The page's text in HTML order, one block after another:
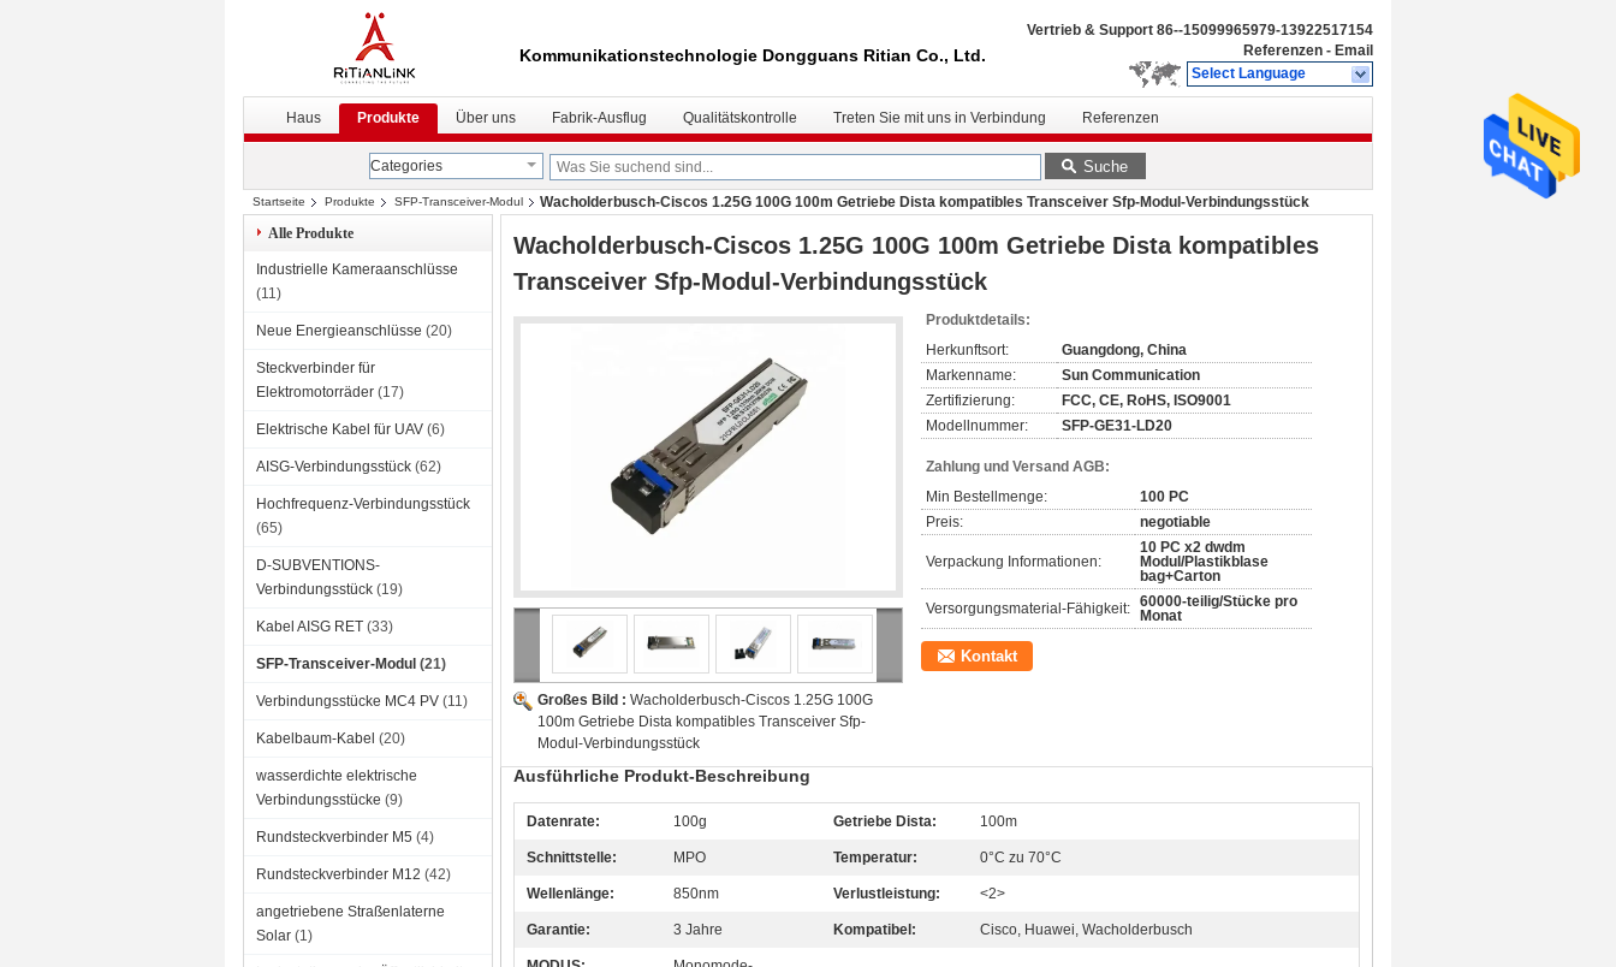
Kommunikationstechnologie Dongguans Ritian Co., Ltd.
Vertrieb & Support 86--15099965979-13922517154
Referenzen - Email
Select Language
Haus Produkte Über uns Fabrik-Ausflug Qualitätskontrolle Treten Sie mit uns in Verbindung Referenzen
Categories Suche
Startseite Produkte SFP-Transceiver-Modul
Wacholderbusch-Ciscos 1.25G 100G 100m Getriebe Dista kompatibles Transceiver Sfp-Modul-Verbindungsstück
Alle Produkte
Industrielle Kameraanschlüsse
(11)
Neue Energieanschlüsse (20)
Steckverbinder für
Elektromotorräder (17)
Elektrische Kabel für UAV (6)
AISG-Verbindungsstück (62)
Hochfrequenz-Verbindungsstück
(65)
D-SUBVENTIONS-
Verbindungsstück (19)
Kabel AISG RET (33)
SFP-Transceiver-Modul (21)
Verbindungsstücke MC4 PV (11)
Kabelbaum-Kabel (20)
wasserdichte elektrische
Verbindungsstücke (9)
Rundsteckverbinder M5 (4)
Rundsteckverbinder M12 (42)
angetriebene Straßenlaterne
Solar (1)
Wacholderbusch-Ciscos 1.25G 100G 100m Getriebe Dista kompatibles
Transceiver Sfp-Modul-Verbindungsstück
Großes Bild : Wacholderbusch-Ciscos 1.25G 100G
100m Getriebe Dista kompatibles Transceiver Sfp-
Modul-Verbindungsstück
Produktdetails:
Herkunftsort:
Guangdong, China
Markenname:
Sun Communication
Zertifizierung:
FCC, CE, RoHS, ISO9001
Modellnummer:
SFP-GE31-LD20
Zahlung und Versand AGB:
Min Bestellmenge:
100 PC
Preis:
negotiable
Verpackung Informationen:
10 PC x2 dwdm
Modul/Plastikblase
bag+Carton
Versorgungsmaterial-Fähigkeit: 60000-teilig/Stücke pro
Monat
Kontakt
Ausführliche Produkt-Beschreibung
Datenrate: 100g Getriebe Dista: 100m
Schnittstelle: MPO Temperatur: 0°C zu 70°C
Wellenlänge: 850nm Verlustleistung: <2>
Garantie: 3 Jahre Kompatibel: Cisco, Huawei, Wacholderbusch